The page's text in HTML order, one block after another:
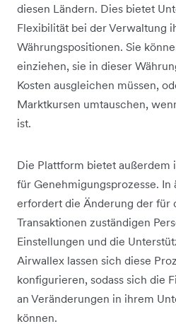
diesen Ländern. Dies bietet
Flexibilität bei der Verwaltung
Währungspositionen. Sie
einziehen, sie in dieser
Kosten ausgleichen müssen,
Marktkursen umtauschen,
ist.
Die Plattform bietet außerdem
für Genehmigungsprozesse. In
erfordert die Änderung der für
Transaktionen zuständigen
Einstellungen und die
Airwallex lassen sich diese
konfigurieren, sodass sich die
an Veränderungen in ihrem
können.